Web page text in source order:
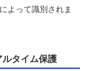
よって識別されま
タイム保護